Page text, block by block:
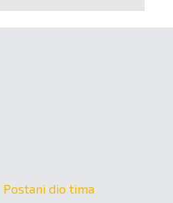
Postani dio tima